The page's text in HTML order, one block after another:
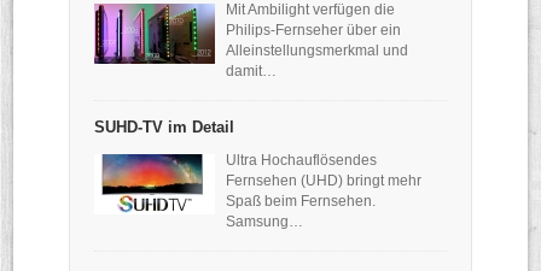
Mit Ambilight verfügen die
Philips-Fernseher über ein
Alleinstellungsmerkmal und
damit…
SUHD-TV im Detail
Ultra Hochauflösendes
Fernsehen (UHD) bringt mehr
Spaß beim Fernsehen.
Samsung…